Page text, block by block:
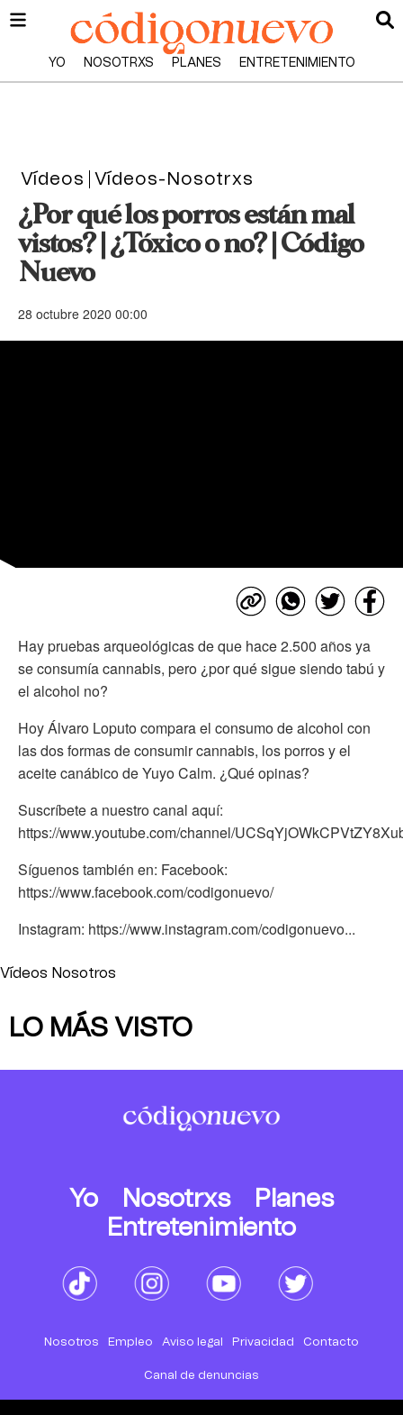
YO NOSOTRXS PLANES ENTRETENIMIENTO
Vídeos Vídeos-Nosotrxs
¿Por qué los porros están mal
vistos? | ¿Tóxico o no? | Código
Nuevo
28 octubre 2020 00:00
Hay pruebas arqueológicas de que hace 2.500 años ya
se consumía cannabis, pero ¿por qué sigue siendo tabú y
el alcohol no?
Hoy Álvaro Loputo compara el consumo de alcohol con
las dos formas de consumir cannabis, los porros y el
aceite canábico de Yuyo Calm. ¿Qué opinas?
Suscríbete a nuestro canal aquí:
https://www.youtube.com/channel/
Síguenos también en: Facebook:
https://www.facebook.com/codigonuevo/
Instagram: https://www.instagram.com/codigonuevo...
Vídeos Nosotros
LO MÁS VISTO
Yo Nosotrxs
Planes
Entretenimiento
Nosotros Empleo Aviso legal Privacidad Contacto
Canal de denuncias